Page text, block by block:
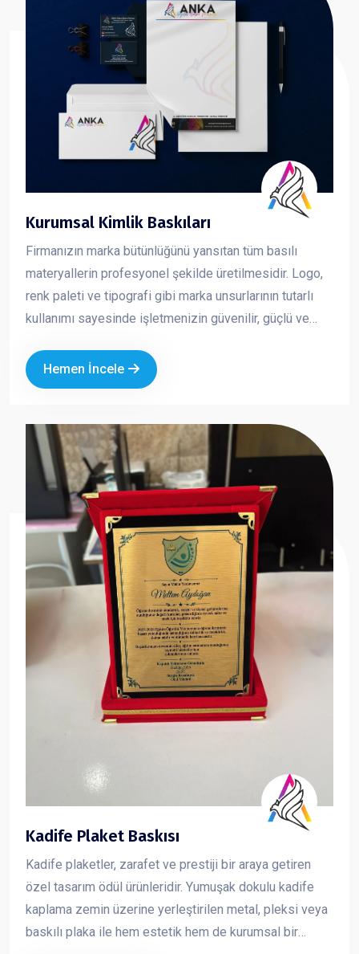
Kurumsal Kimlik Baskıları
Firmanızın marka bütünlüğünü yansıtan tüm basılı
materyallerin profesyonel şekilde üretilmesidir. Logo,
renk paleti ve tipografi gibi marka unsurlarının tutarlı
kullanımı sayesinde işletmenizin güvenilir, güçlü ve
kimlik çalışmaları, markanızın her temas noktasında
aynı kalite ve ciddiyeti göstermesine yardımcı olur.
Hemen İncele
Kadife Plaket Baskısı
Kadife plaketler, zarafet ve prestiji bir araya getiren
özel tasarım ödül ürünleridir. Yumuşak dokulu kadife
kaplama zemin üzerine yerleştirilen metal, pleksi veya
baskılı plaka ile hem estetik hem de kurumsal bir